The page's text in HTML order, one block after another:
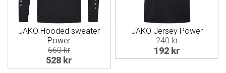
JAKO Hooded sweater
Power
660 kr
528 kr
JAKO Jersey Power
240 kr
192 kr